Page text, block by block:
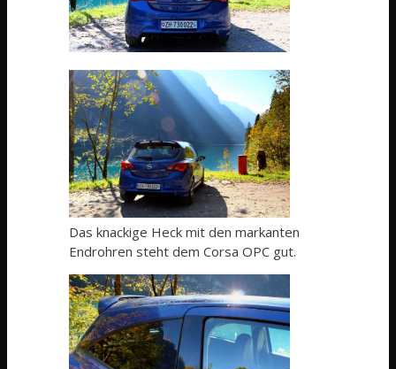
Das knackige Heck mit den markanten
Endrohren steht dem Corsa OPC gut.